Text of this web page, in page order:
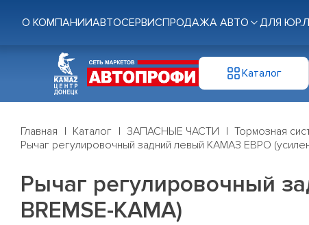
О КОМПАНИИАВТОСЕРВИСПРОДАЖА АВТО ДЛЯ
Каталог
Главная Каталог ЗАПАСНЫЕ ЧАСТИ Тормозная
Рычаг регулировочный задний левый КАМАЗ ЕВРО
Рычаг регулировочный
BREMSE-КАМА)